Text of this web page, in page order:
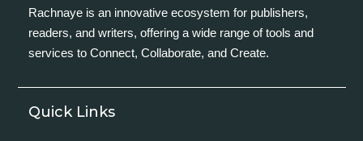
Rachnaye is an innovative ecosystem for publishers,
readers, and writers, offering a wide range of tools and
services to Connect, Collaborate, and Create.
Quick Links